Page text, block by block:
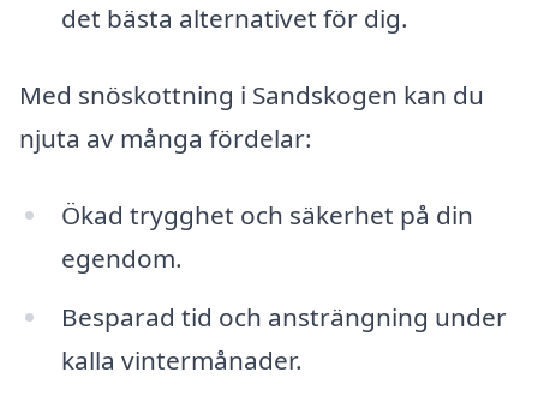
det bästa alternativet för dig.
Med snöskottning i Sandskogen kan du
njuta av många fördelar:
Ökad trygghet och säkerhet på din
egendom.
Besparad tid och ansträngning under
kalla vintermånader.